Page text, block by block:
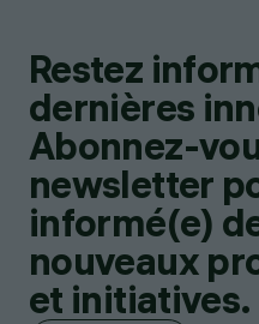
Restez
dernières
Abonnez-
newsletter
informé(e)
nouveaux
et initiatives.